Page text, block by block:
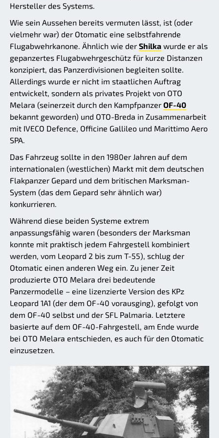
Hersteller des Systems.
Wie sein Aussehen bereits vermuten lässt, ist (oder
vielmehr war) der Otomatic eine selbstfahrende
Flugabwehrkanone. Ähnlich wie der Shilka wurde er als
gepanzertes Flugabwehrgeschütz für kurze Distanzen
konzipiert, das Panzerdivisionen begleiten sollte.
Allerdings wurde er nicht im staatlichen Auftrag
entwickelt, sondern als privates Projekt von OTO
Melara (seinerzeit durch den Kampfpanzer OF-40
bekannt geworden) und OTO-Breda in Zusammenarbeit
mit IVECO Defence, Officine Gallileo und Marittimo Aero
SPA.
Das Fahrzeug sollte in den 1980er Jahren auf dem
internationalen (westlichen) Markt mit dem deutschen
Flakpanzer Gepard und dem britischen Marksman-
System (das dem Gepard sehr ähnlich war)
konkurrieren.
Während diese beiden Systeme extrem
anpassungsfähig waren (besonders der Marksman
konnte mit praktisch jedem Fahrgestell kombiniert
werden, vom Leopard 2 bis zum T-55), schlug der
Otomatic einen anderen Weg ein. Zu jener Zeit
produzierte OTO Melara drei bedeutende
Panzermodelle – eine lizenzierte Version des KPz
Leopard 1A1 (der dem OF-40 vorausging), gefolgt von
dem OF-40 selbst und der SFL Palmaria. Letztere
basierte auf dem OF-40-Fahrgestell, am Ende wurde
bei OTO Melara entschieden, es auch für den Otomatic
einzusetzen.